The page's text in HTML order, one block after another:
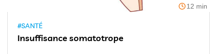
12 min
#SANTÉ
Insuffisance somatotrope